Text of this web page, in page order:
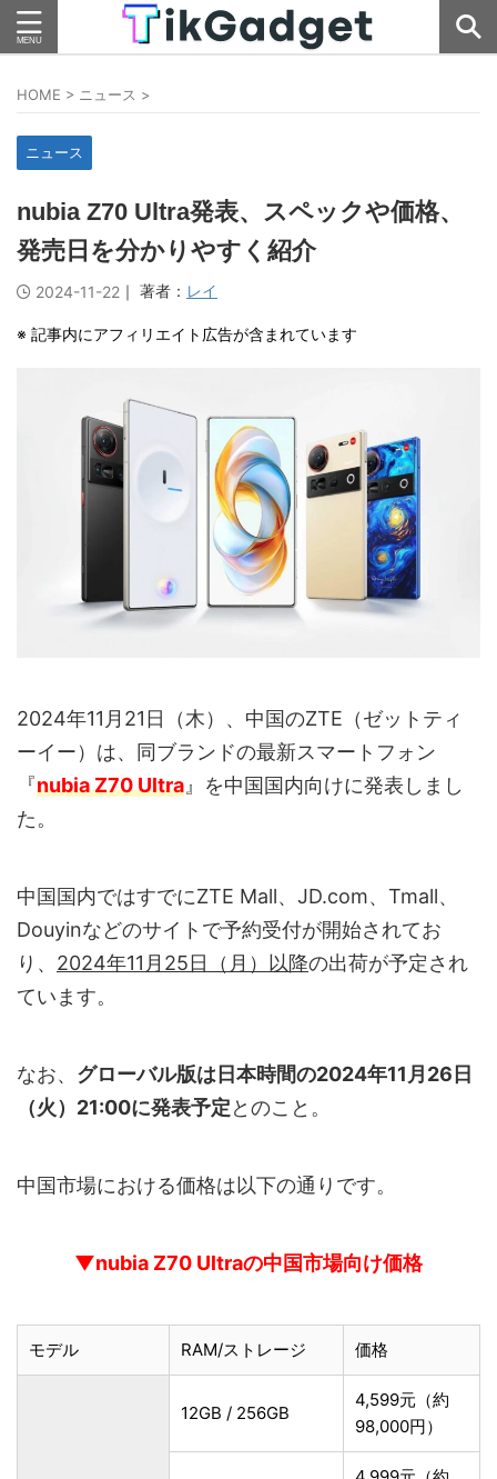
HOME > ニュース >
ニュース
nubia Z70 Ultra発表、スペックや価格、
発売日を分かりやすく紹介
2024-11-22 ｜ 著者： レイ
※ 記事内にアフィリエイト広告が含まれています
2024年11月21日（木）、中国のZTE（ゼットティ
ーイー）は、同ブランドの最新スマートフォン
『nubia Z70 Ultra』を中国国内向けに発表しまし
た。
中国国内ではすでにZTE Mall、JD.com、Tmall、
Douyinなどのサイトで予約受付が開始されてお
り、 2024年11月25日（月）以降の出荷が予定され
ています。
なお、 グローバル版は日本時間の2024年11月26日
（火）21:00に発表予定とのこと。
中国市場における価格は以下の通りです。
▼nubia Z70 Ultraの中国市場向け価格
モデル RAM/ストレージ 価格
12GB / 256GB
4,599元（約
98,000円）